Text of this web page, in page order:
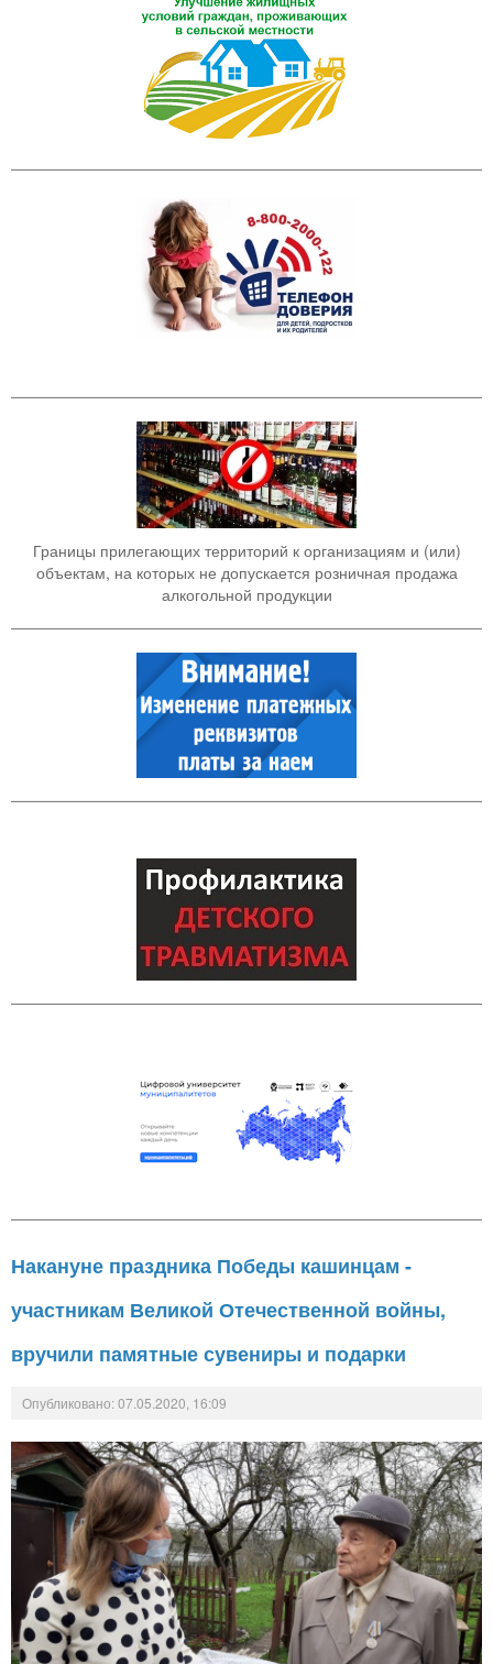
Границы прилегающих территорий к организациям и (или)
объектам, на которых не допускается розничная продажа
алкогольной продукции
Накануне праздника Победы кашинцам -
участникам Великой Отечественной войны,
вручили памятные сувениры и подарки
Опубликовано: 07.05.2020, 16:09